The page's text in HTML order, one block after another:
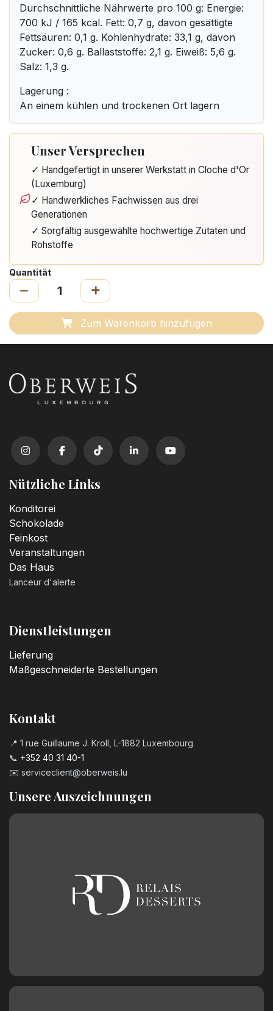
Durchschnittliche Nährwerte pro 100 g: Energie:
700 kJ / 165 kcal. Fett: 0,7 g, davon gesättigte
Fettsäuren: 0,1 g. Kohlenhydrate: 33,1 g, davon
Zucker: 0,6 g. Ballaststoffe: 2,1 g. Eiweiß: 5,6 g.
Salz: 1,3 g.
Lagerung :
An einem kühlen und trockenen Ort lagern
Unser Versprechen
✓ Handgefertigt in unserer Werkstatt in Cloche d'Or
(Luxemburg)
✓ Handwerkliches Fachwissen aus drei
Generationen
✓ Sorgfältig ausgewählte hochwertige Zutaten und
Rohstoffe
Quantität
Zum Warenkorb hinzufügen
Nützliche Links
Konditorei
Schokolade
Feinkost
Veranstaltungen
Das Haus
Lanceur d'alerte
Dienstleistungen
Lieferung
Maßgeschneiderte Bestellungen
Kontakt
📍 1 rue Guillaume J. Kroll, L-1882 Luxembourg
📞 +352 40 31 40-1
✉️ serviceclient@oberweis.lu
Unsere Auszeichnungen